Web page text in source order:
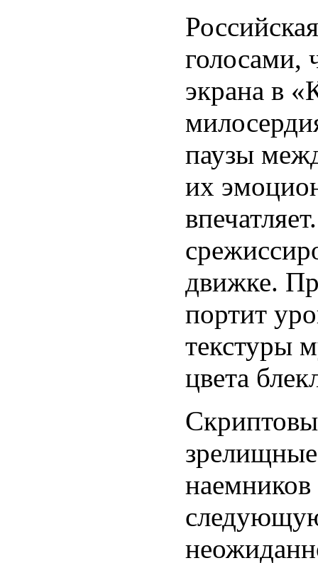
голосами,
экрана в
паузы
их
движке.
портит
текстуры
цвета
наемников